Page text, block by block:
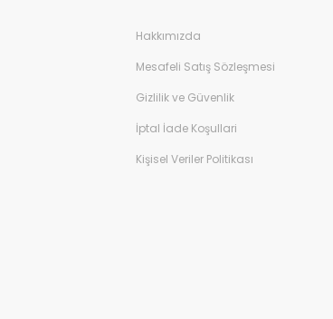
Hakkımızda
Mesafeli Satış Sözleşmesi
Gizlilik ve Güvenlik
İptal İade Koşullari
Kişisel Veriler Politikası